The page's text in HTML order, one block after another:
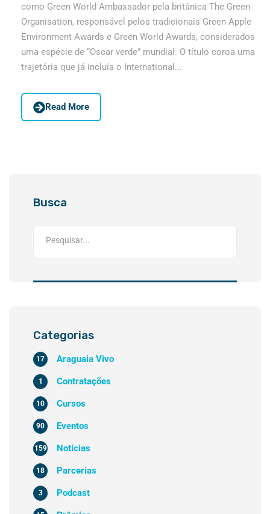
como Green World Ambassador pela britânica The Green
Organisation, responsável pelos tradicionais Green Apple
Environment Awards e Green World Awards, considerados
uma espécie de “Oscar verde” mundial. O título coroa uma
trajetória que já incluía o International...
Read More
Busca
Categorias
Araguaia Vivo
17
Contratações
1
Cursos
10
Eventos
90
Notícias
159
Parcerias
18
Podcast
3